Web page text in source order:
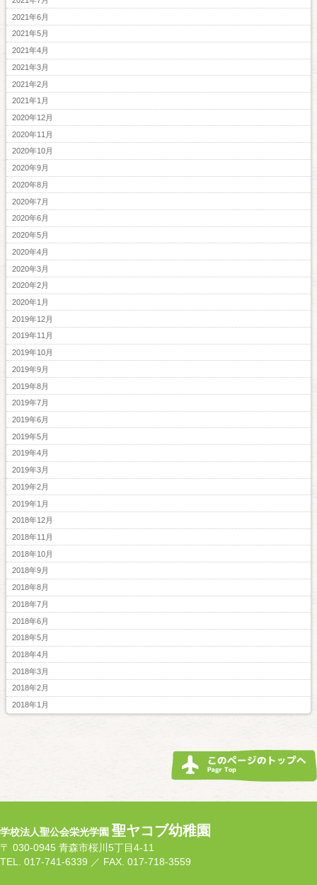
2021年6月
2021年5月
2021年4月
2021年3月
2021年2月
2021年1月
2020年12月
2020年11月
2020年10月
2020年9月
2020年8月
2020年7月
2020年6月
2020年5月
2020年4月
2020年3月
2020年2月
2020年1月
2019年12月
2019年11月
2019年10月
2019年9月
2019年8月
2019年7月
2019年6月
2019年5月
2019年4月
2019年3月
2019年2月
2019年1月
2018年12月
2018年11月
2018年10月
2018年9月
2018年8月
2018年7月
2018年6月
2018年5月
2018年4月
2018年3月
2018年2月
2018年1月
学校法人聖公会栄光学園 聖ヤコブ幼稚園
〒 030-0945 青森市桜川5丁目4-11
TEL. 017-741-6339 ／ FAX. 017-718-3559